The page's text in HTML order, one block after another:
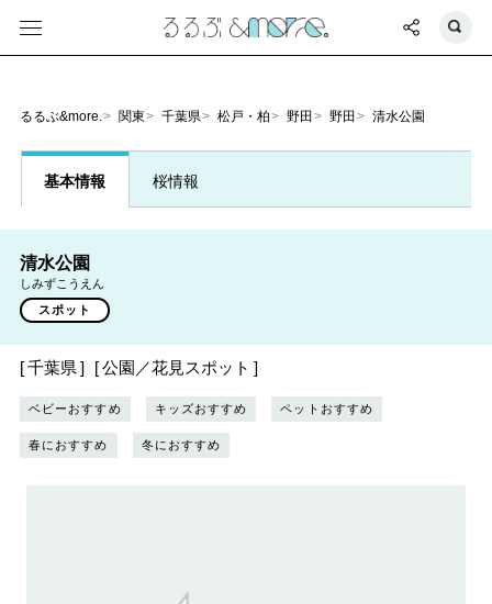
るるぶ&more. 関東 千葉県 松戸・柏 野田 野田 清水公園
基本情報 桜情報
清水公園
しみずこうえん
スポット
千葉県 公園／花見スポット
ベビーおすすめ キッズおすすめ ペットおすすめ
春におすすめ 冬におすすめ